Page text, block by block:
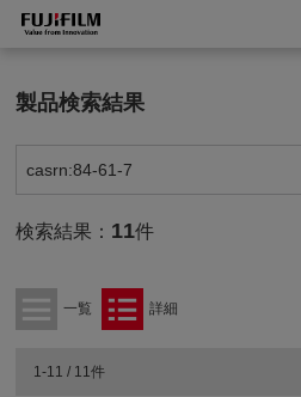
製品検索結果
検索結果： 11件
一覧 詳細
1-11 / 11件